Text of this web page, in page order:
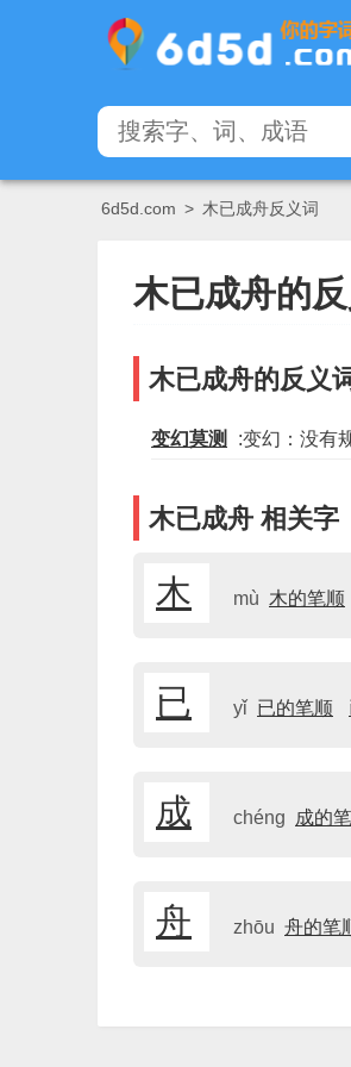
6d5d.com > 木已成舟反义词
木已成舟的
木已成舟的反义
变幻莫测 :变幻：没有
木已成舟 相关字
木 mù 木的笔顺
已 yǐ 已的笔顺
成 chéng 成的
舟 zhōu 舟的笔